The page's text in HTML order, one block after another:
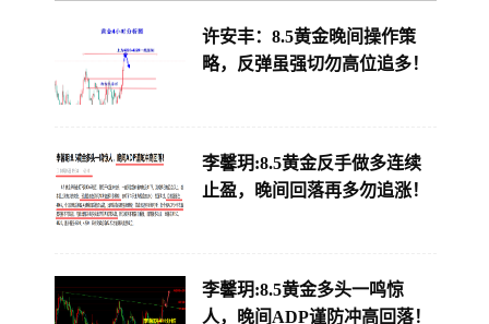
许安丰：8.5黄金晚间操作策
略，反弹虽强切勿高位追多！
李馨玥:8.5黄金反手做多连续
止盈，晚间回落再多勿追涨！
李馨玥:8.5黄金多头一鸣惊
人，晚间ADP谨防冲高回落！